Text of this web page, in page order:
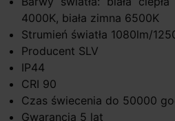
4000K, biała zimna 6500K
Strumień światła 1080lm/
Producent SLV
IP44
CRI 90
Czas świecenia do 50000
Gwarancja 5 lat